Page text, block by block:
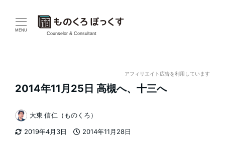
MENU
Counselor & Consultant
アフィリエイト広告を利用しています
2014年11月25日 高槻へ、十三へ
2019年4月3日
2014年11月28日
著
者
大東 信仁（ものくろ）